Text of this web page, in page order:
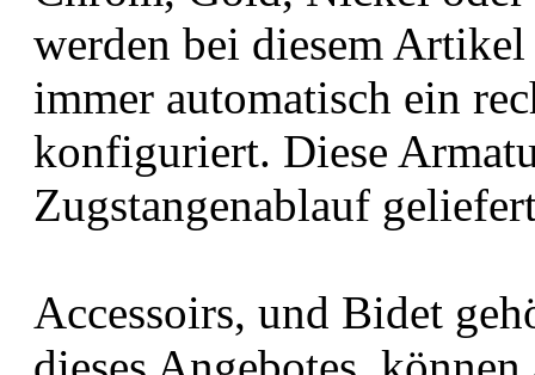
werden bei diesem
immer automatisch ein
konfiguriert. Diese
Zugstangenablauf
Accessoirs, und Bidet